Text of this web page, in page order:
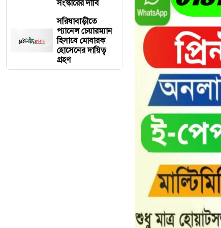
সংস্কারের দাবি
সরিষাবাড়ীতে
প্যানেল চেয়ারম্যান
হিসাবে মোবারক
হোসেনের দায়িত্ব
গ্রহণ